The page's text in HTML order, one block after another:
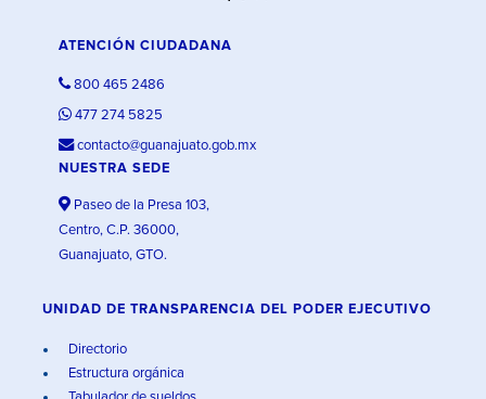
ATENCIÓN CIUDADANA
800 465 2486
477 274 5825
contacto@guanajuato.gob.mx
NUESTRA SEDE
Paseo de la Presa 103,
Centro, C.P. 36000,
Guanajuato, GTO.
UNIDAD DE TRANSPARENCIA DEL PODER EJECUTIVO
Directorio
Estructura orgánica